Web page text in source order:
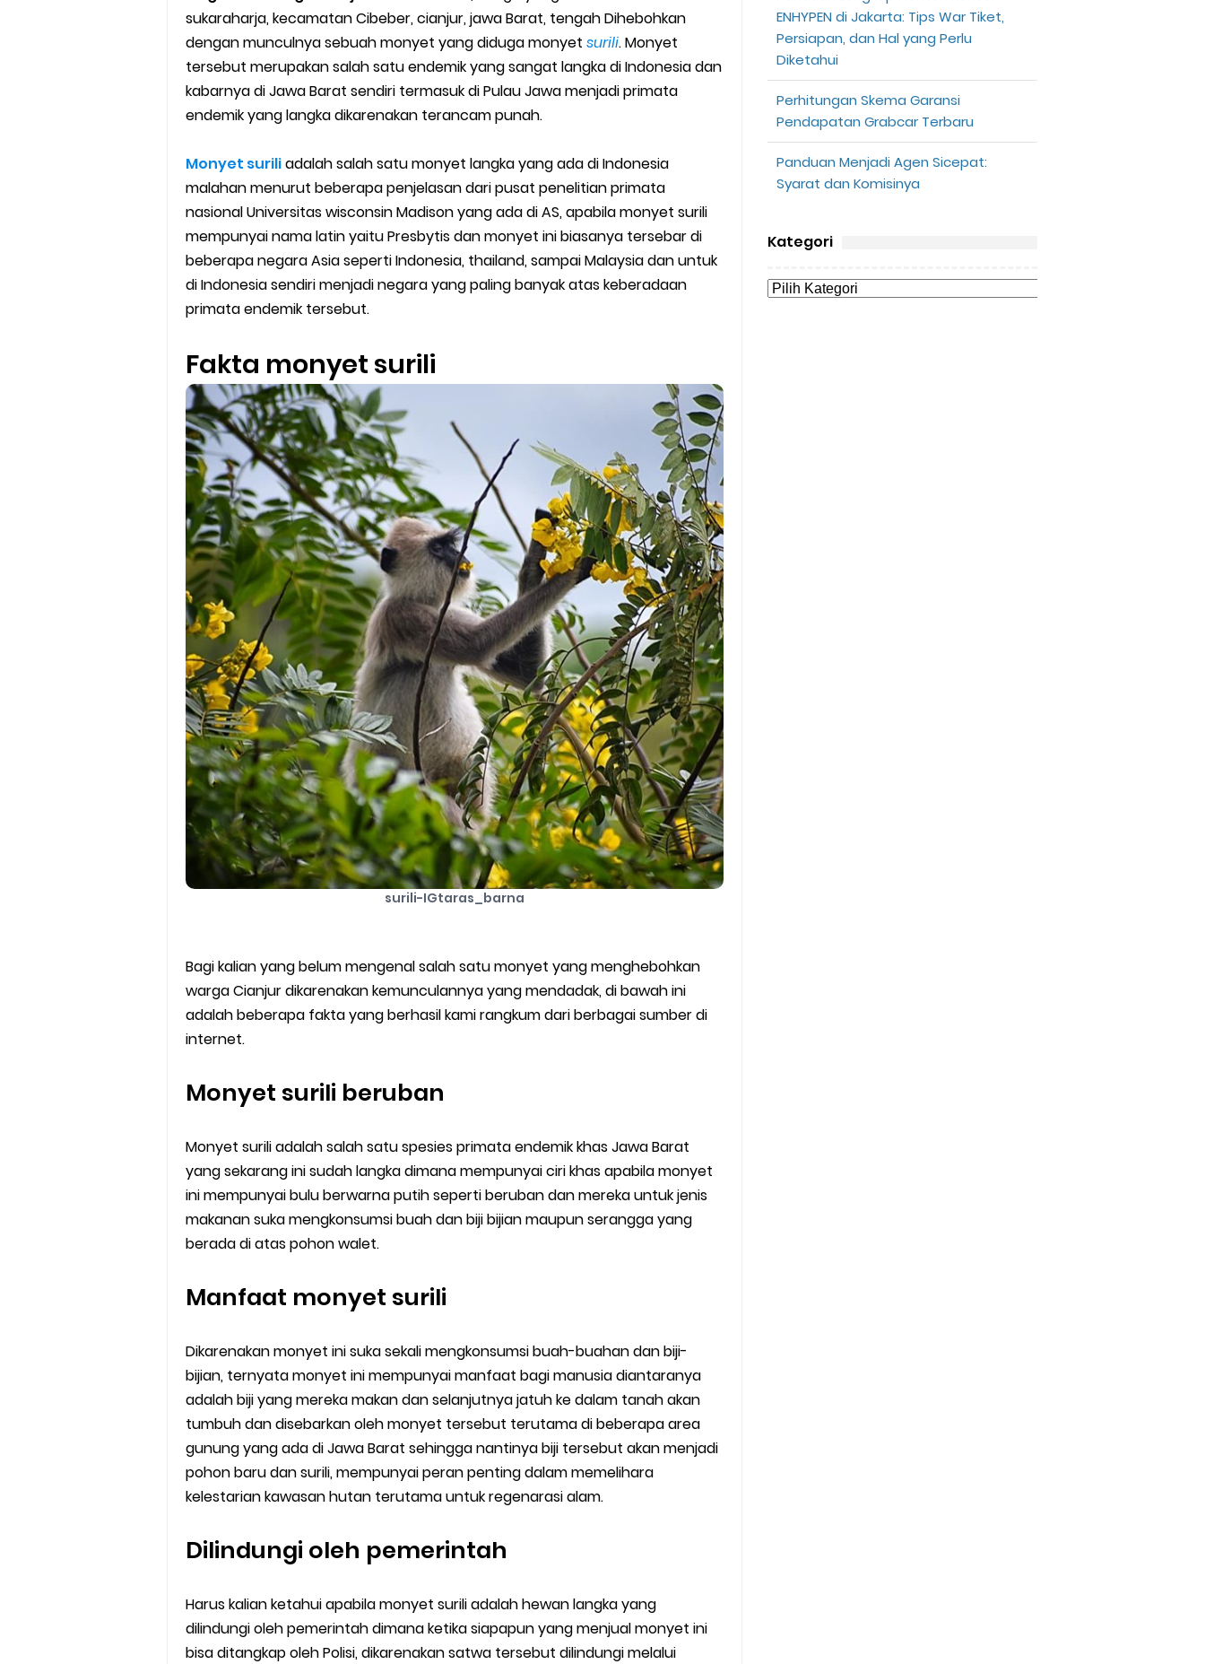
Cara Mudah Melihat Nomor Shopeepay Sendiri dan Orang Lain
7 Cara Mudah Top Up Grab untuk Driver
5 Versi Map Paling Gacor Untuk Ojek Online
Cara Menghitung Penghasilan Grab Sesuai dengan Orderan
Cara Menggunakan Paket Telkomsel Mitra Gojek
5 Cara Top Up InDriver dengan Mudah
5 Biaya Potongan Shopee Food yang Perlu Kamu Ketahui
10 Cara Jitu Autobid Untuk Lala Motor dan Mobil 2023
Batas Saldo Untuk Akun Gopay Biasa dan Upgrade
Cara Mudah Melihat QR dan Barcode Shopeepay
Enroute Drop: Arti dan Penjelasan Resi Gosend
Cara Transfer Gopay ke Shopeepay Tanpa Potongan
Cara Ping Server Shopee Food 2022
Cara Menghubungi CS Lalamove dan Jam Operasionalnya
Cara Mengatasi Aplikasi Gojek Mengalami Gangguan
DNS Server Gojek Driver Terbaru 2026: Panduan Lengkap DNS Server Gojek Terbaru dan IP Server GoPartner Gojek
sukaraharja, kecamatan Cibeber, cianjur, jawa Barat, tengah Dihebohkan
dengan munculnya sebuah monyet yang diduga monyet surili. Monyet
tersebut merupakan salah satu endemik yang sangat langka di Indonesia dan
kabarnya di Jawa Barat sendiri termasuk di Pulau Jawa menjadi primata
endemik yang langka dikarenakan terancam punah.
Monyet suriliadalah salah satu monyet langka yang ada di Indonesia
malahan menurut beberapa penjelasan dari pusat penelitian primata
nasional Universitas wisconsin Madison yang ada di AS, apabila monyet surili
mempunyai nama latin yaitu Presbytis dan monyet ini biasanya tersebar di
beberapa negara Asia seperti Indonesia, thailand, sampai Malaysia dan untuk
di Indonesia sendiri menjadi negara yang paling banyak atas keberadaan
primata endemik tersebut.
Fakta monyet surili
surili-IGtaras_barna
Bagi kalian yang belum mengenal salah satu monyet yang menghebohkan
warga Cianjur dikarenakan kemunculannya yang mendadak, di bawah ini
adalah beberapa fakta yang berhasil kami rangkum dari berbagai sumber di
internet.
Monyet surili beruban
Monyet surili adalah salah satu spesies primata endemik khas Jawa Barat
yang sekarang ini sudah langka dimana mempunyai ciri khas apabila monyet
ini mempunyai bulu berwarna putih seperti beruban dan mereka untuk jenis
makanan suka mengkonsumsi buah dan biji bijian maupun serangga yang
berada di atas pohon walet.
Manfaat monyet surili
Dikarenakan monyet ini suka sekali mengkonsumsi buah-buahan dan biji-
bijian, ternyata monyet ini mempunyai manfaat bagi manusia diantaranya
adalah biji yang mereka makan dan selanjutnya jatuh ke dalam tanah akan
tumbuh dan disebarkan oleh monyet tersebut terutama di beberapa area
gunung yang ada di Jawa Barat sehingga nantinya biji tersebut akan menjadi
pohon baru dan surili, mempunyai peran penting dalam memelihara
kelestarian kawasan hutan terutama untuk regenarasi alam.
Dilindungi oleh pemerintah
Harus kalian ketahui apabila monyet surili adalah hewan langka yang
dilindungi oleh pemerintah dimana ketika siapapun yang menjual monyet ini
bisa ditangkap oleh Polisi, dikarenakan satwa tersebut dilindungi melalui
ENHYPEN di Jakarta: Tips War Tiket,
Persiapan, dan Hal yang Perlu
Diketahui
Perhitungan Skema Garansi
Pendapatan Grabcar Terbaru
Panduan Menjadi Agen Sicepat:
Syarat dan Komisinya
Kategori